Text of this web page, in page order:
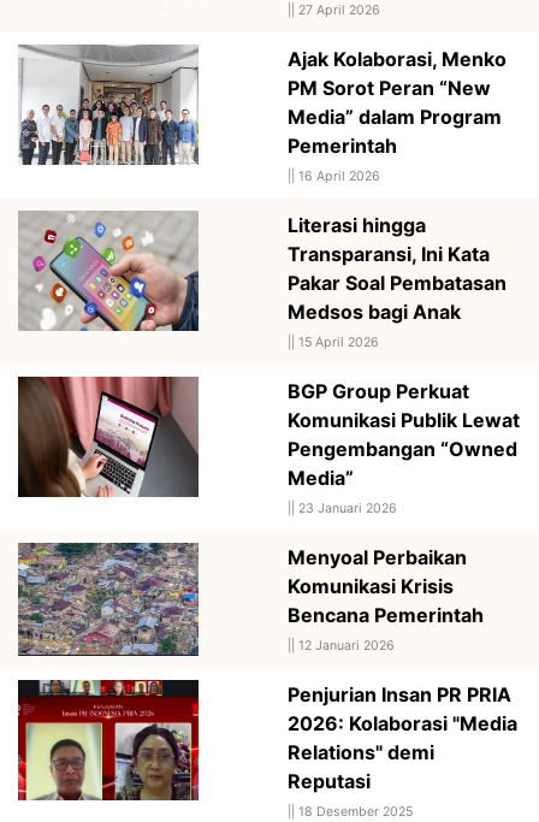
27 April 2026
Ajak Kolaborasi, Menko
PM Sorot Peran “New
Media” dalam Program
Pemerintah
16 April 2026
Literasi hingga
Transparansi, Ini Kata
Pakar Soal Pembatasan
Medsos bagi Anak
15 April 2026
BGP Group Perkuat
Komunikasi Publik Lewat
Pengembangan “Owned
Media”
23 Januari 2026
Menyoal Perbaikan
Komunikasi Krisis
Bencana Pemerintah
12 Januari 2026
Penjurian Insan PR PRIA
2026: Kolaborasi "Media
Relations" demi
Reputasi
18 Desember 2025